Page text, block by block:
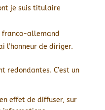
je suis titulaire
franco-allemand
l’honneur de diriger.
redondantes. C’est un
effet de diffuser, sur